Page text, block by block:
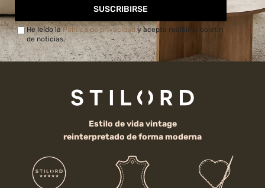
SUSCRIBIRSE
He leído laPolítica de privacidady acepto recibir el boletín
de noticias.
Estilo de vida vintage
reinterpretado de forma moderna